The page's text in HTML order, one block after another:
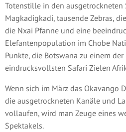
Totenstille in den ausgetrockneten
Magkadigkadi, tausende Zebras,
die Nxai Pfanne und eine
Elefantenpopulation im Chobe
Punkte, die Botswana zu einem
eindrucksvollsten Safari Zielen
Wenn sich im März das Okavango
die ausgetrockneten Kanäle und
vollaufen, wird man Zeuge eines
Spektakels.